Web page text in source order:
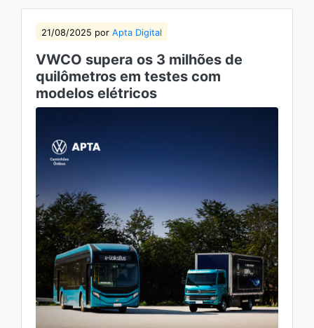
21/08/2025 por Apta Digital
VWCO supera os 3 milhões de
quilômetros em testes com
modelos elétricos